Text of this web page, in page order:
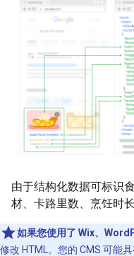
由于结构化数据可标识
材、卡路里数、烹饪时
如果您使用了 Wix、
修改 HTML。您的 CMS 可能